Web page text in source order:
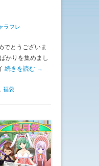
ラフレ
でとうございま
かりを集めまし
続きを読む →
福袋